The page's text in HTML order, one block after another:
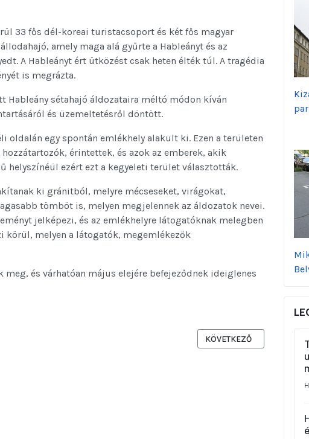
33 fős dél-koreai turistacsoport és két fős magyar
amely maga alá gyűrte a Hableányt és az
A Hableányt ért ütközést csak heten élték túl. A tragédia
is megrázta.
Hableány sétahajó áldozataira méltó módon kíván
és üzemeltetésről döntött.
egy spontán emlékhely alakult ki. Ezen a területen
érintettek, és azok az emberek, akik
helyszínéül ezért ezt a kegyeleti terület választották.
ki gránitból, melyre mécseseket, virágokat,
tömböt is, melyen megjelennek az áldozatok nevei.
jelképezi, és az emlékhelyre látogatóknak melegben
körül, melyen a látogatók, megemlékezők
és várhatóan május elejére befejeződnek ideiglenes
TÖRTÉNŐ ASZFALTOZÁSI MUNKÁLATOKRÓLKÖVETKEZŐ CIKK:
KÖVETKEZŐ